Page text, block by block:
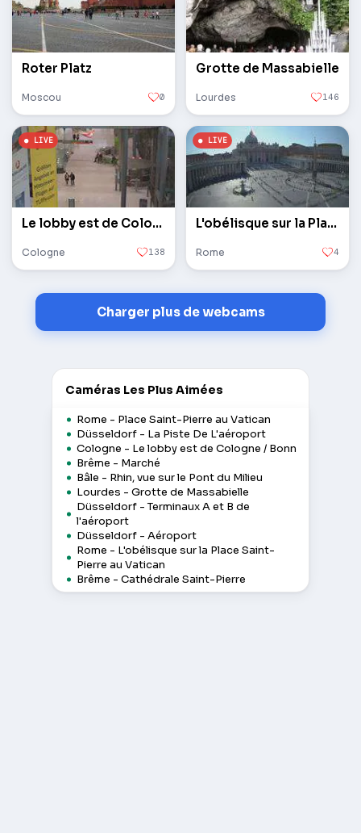
Roter Platz
Moscou 0
Grotte de Massabielle
Lourdes 146
Le lobby est de Cologne / Bonn
Cologne 138
L'obélisque sur la Place Saint-Pierre au Vatican
Rome 4
Charger plus de webcams
Caméras Les Plus Aimées
Rome - Place Saint-Pierre au Vatican
Düsseldorf - La Piste De L'aéroport
Cologne - Le lobby est de Cologne / Bonn
Brême - Marché
Bâle - Rhin, vue sur le Pont du Milieu
Lourdes - Grotte de Massabielle
Düsseldorf - Terminaux A et B de
l'aéroport
Düsseldorf - Aéroport
Rome - L'obélisque sur la Place Saint-
Pierre au Vatican
Brême - Cathédrale Saint-Pierre